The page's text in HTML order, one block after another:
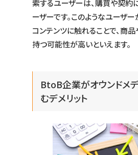
索するユーザーは、購買や契約
ーザーです。このようなユーザ
コンテンツに触れることで、商
持つ可能性が高いといえます。
BtoB企業がオウンドメ
むデメリット